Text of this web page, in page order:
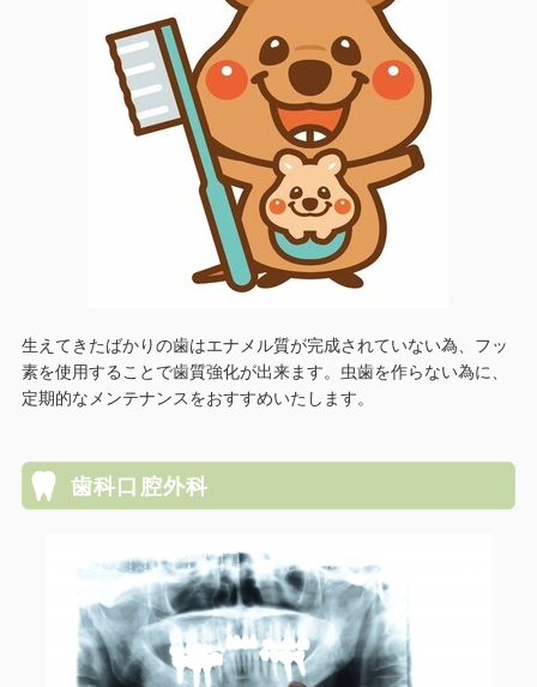
生えてきたばかりの歯はエナメル質が完成されていない為、フッ
素を使用することで歯質強化が出来ます。虫歯を作らない為に、
定期的なメンテナンスをおすすめいたします。
歯科口腔外科